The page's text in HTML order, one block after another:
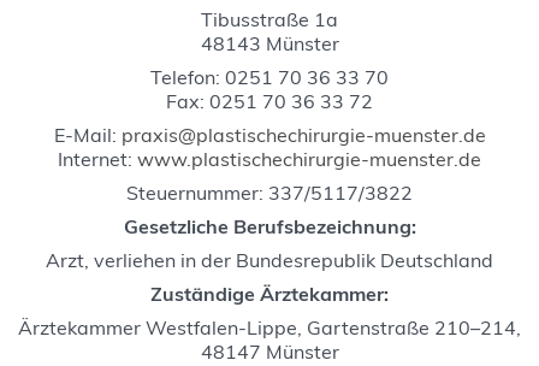
Tibusstraße 1a
48143 Münster
Telefon: 0251 70 36 33 70
Fax: 0251 70 36 33 72
E-Mail: praxis@plastischechirurgie-muenster.de
Internet: www.plastischechirurgie-muenster.de
Steuernummer: 337/5117/3822
Gesetzliche Berufsbezeichnung:
Arzt, verliehen in der Bundesrepublik Deutschland
Zuständige Ärztekammer:
Ärztekammer Westfalen-Lippe, Gartenstraße 210–214,
48147 Münster